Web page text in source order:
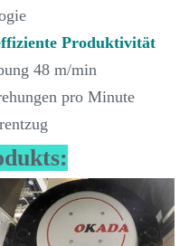
Produktivität
48 m/min
pro Minute